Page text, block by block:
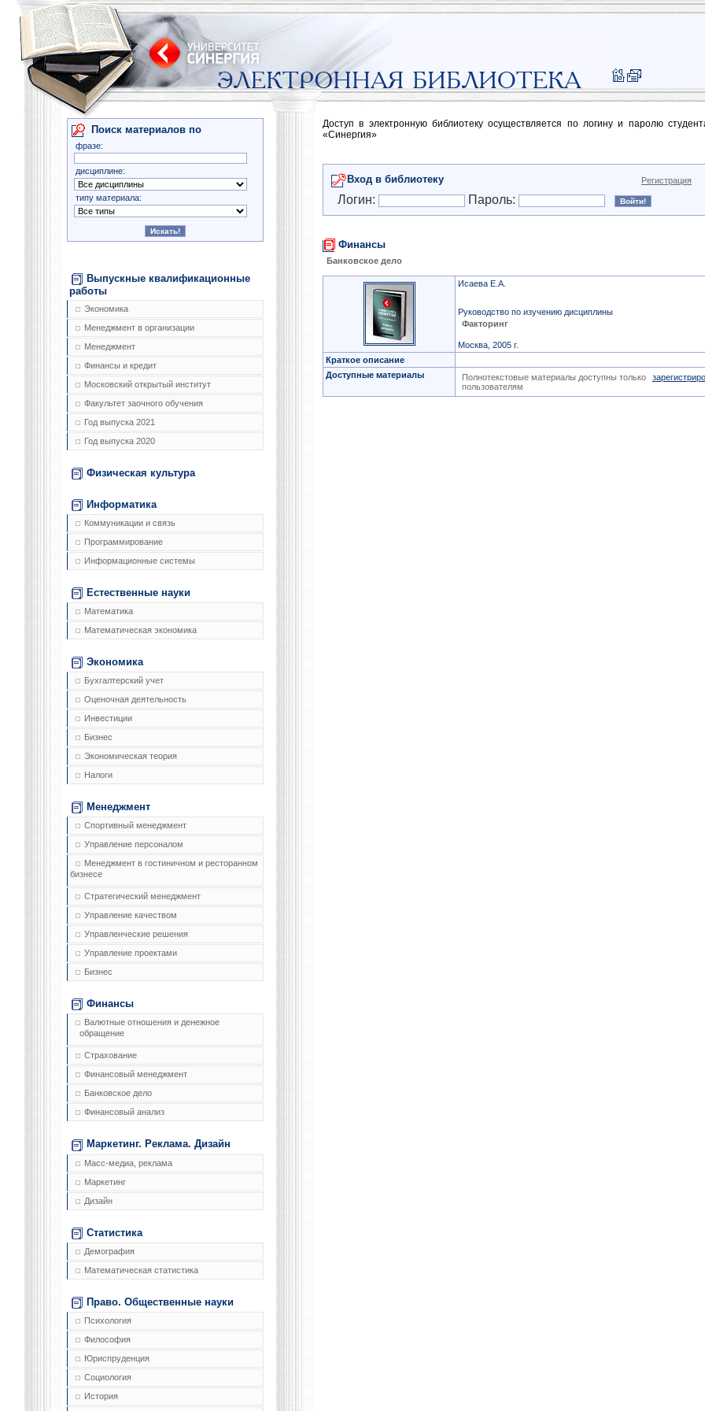
Поиск материалов по
фразе:
дисциплине:
типу материала:
Выпускные квалификационные
работы
Экономика
Менеджмент в организации
Менеджмент
Финансы и кредит
Московский открытый институт
Факультет заочного обучения
Год выпуска 2021
Год выпуска 2020
Физическая культура
Информатика
Коммуникации и связь
Программирование
Информационные системы
Естественные науки
Математика
Математическая экономика
Экономика
Бухгалтерский учет
Оценочная деятельность
Инвестиции
Бизнес
Экономическая теория
Налоги
Менеджмент
Спортивный менеджмент
Управление персоналом
Менеджмент в гостиничном и ресторанном
бизнесе
Стратегический менеджмент
Управление качеством
Управленческие решения
Управление проектами
Бизнес
Финансы
Валютные отношения и денежное
обращение
Страхование
Финансовый менеджмент
Банковское дело
Финансовый анализ
Маркетинг. Реклама. Дизайн
Масс-медиа, реклама
Маркетинг
Дизайн
Статистика
Демография
Математическая статистика
Право. Общественные науки
Психология
Философия
Юриспруденция
Социология
История
Доступ в электронную библиотеку осуществляется по логину и паролю
«Синергия»
Вход в библиотеку Регистрация
Логин: Пароль:
Финансы
Банковское дело
Исаева Е.А.
Руководство по изучению дисциплины
Факторинг
Москва, 2005 г.
Краткое описание
Доступные материалы
Полнотекстовые материалы доступны только
пользователям